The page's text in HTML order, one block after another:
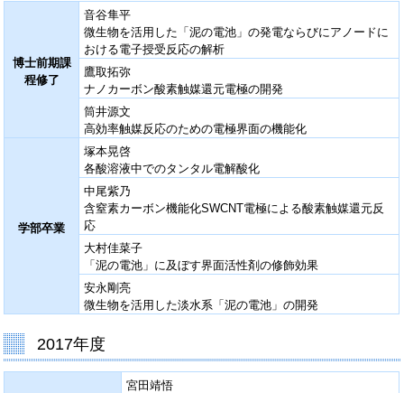
博士前期課
程修了
音谷隼平
微生物を活用した「泥の電池」の発電ならびにアノードに
おける電子授受反応の解析
鷹取拓弥
ナノカーボン酸素触媒還元電極の開発
筒井源文
高効率触媒反応のための電極界面の機能化
学部卒業
塚本晃啓
各酸溶液中でのタンタル電解酸化
中尾紫乃
含窒素カーボン機能化SWCNT電極による酸素触媒還元反
応
大村佳菜子
「泥の電池」に及ぼす界面活性剤の修飾効果
安永剛亮
微生物を活用した淡水系「泥の電池」の開発
2017年度
宮田靖悟